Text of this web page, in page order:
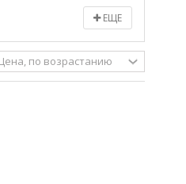
ЕЩЕ